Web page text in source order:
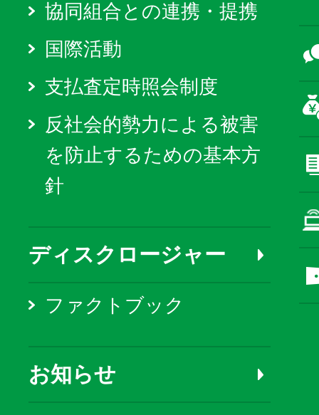
協同組合との連携・提携
国際活動
支払査定時照会制度
反社会的勢力による被害
を防止するための基本方
針
ディスクロージャー
ファクトブック
お知らせ